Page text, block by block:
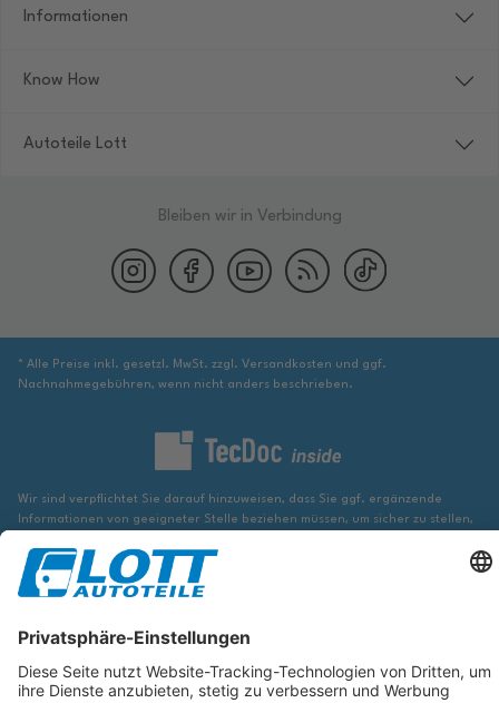
Informationen
Know How
Autoteile Lott
Bleiben wir in Verbindung
* Alle Preise inkl. gesetzl. MwSt. zzgl. Versandkosten und ggf.
Nachnahmegebühren, wenn nicht anders beschrieben.
Wir sind verpflichtet Sie darauf hinzuweisen, dass Sie ggf. ergänzende
Informationen von geeigneter Stelle beziehen müssen, um sicher zu stellen,
entspricht und für das betreffende Automobil passt.
Die hier angezeigten Daten, insbesondere die gesamte Datenbank, dürfen
Datenbank ohne vorherige Zustimmung von TecDoc zu vervielfältigen, zu
Ein Zuwiderhandeln stellt eine Urheberrechtsverletzung dar und wird
verfolgt.